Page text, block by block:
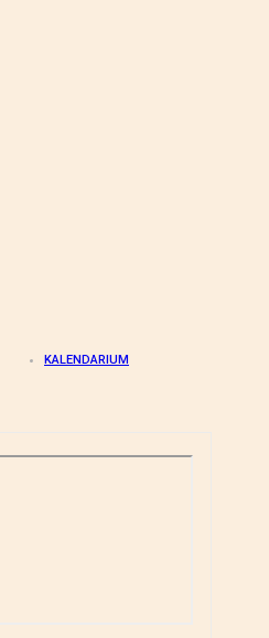
KALENDARIUM